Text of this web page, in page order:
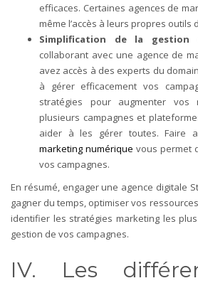
efficaces. Certaines agences de
même l’accès à leurs propres outils
Simplification de la gestion
collaborant avec une agence de
avez accès à des experts du
à gérer efficacement vos
stratégies pour augmenter
plusieurs campagnes et
aider à les gérer toutes. Faire
marketing numérique vous permet
vos campagnes.
En résumé, engager une agence digitale
gagner du temps, optimiser vos
identifier les stratégies marketing les
gestion de vos campagnes.
IV. Les